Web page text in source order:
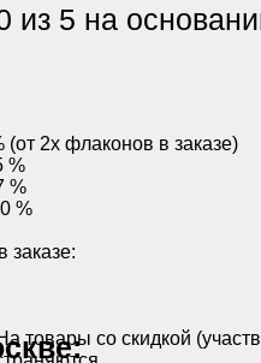
из 5 на
2х флаконов в заказе)
%
%
%
заказе:
товары со скидкой